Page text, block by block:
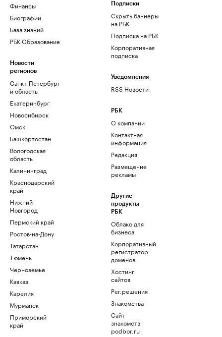
Финансы
Биографии
База знаний
РБК Образование
Новости
регионов
Санкт-Петербург
и область
Екатеринбург
Новосибирск
Омск
Башкортостан
Вологодская
область
Калининград
Краснодарский
край
Нижний
Новгород
Пермский край
Ростов-на-Дону
Татарстан
Тюмень
Черноземье
Кавказ
Карелия
Мурманск
Приморский
край
Подписки
Скрыть баннеры
на РБК
Подписка на РБК
Корпоративная
подписка
Уведомления
RSS Новости
РБК
О компании
Контактная
информация
Редакция
Размещение
рекламы
Другие
продукты
РБК
Облако для
бизнеса
Корпоративный
регистратор
доменов
Хостинг
сайтов
Рег.решения
Знакомства
Сайт
знакомств
podbor.ru